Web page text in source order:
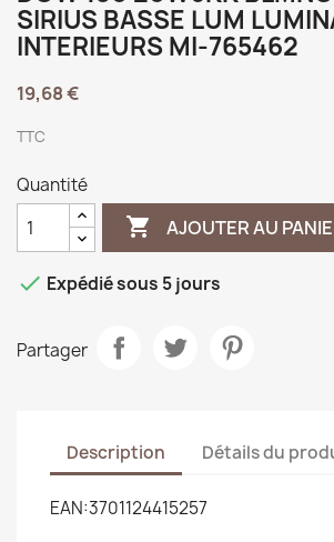
SIRIUS BASSE LUM
INTERIEURS MI-765462
19,68 €
TTC
Quantité
 AJOUTER AU
 Expédié sous 5 jours
Partager
Description Détails du
EAN:3701124415257